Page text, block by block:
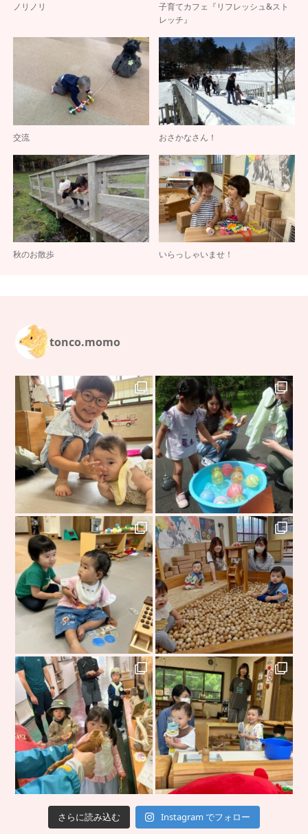
ノリノリ
子育てカフェ『リフレッシュ&スト
レッチ』
交流 おさかなさん！
秋のお散歩 いらっしゃいませ！
tonco.momo
さらに読み込む Instagram でフォロー